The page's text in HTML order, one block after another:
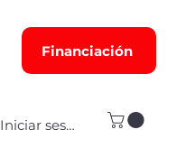
Financiación
Iniciar sesión